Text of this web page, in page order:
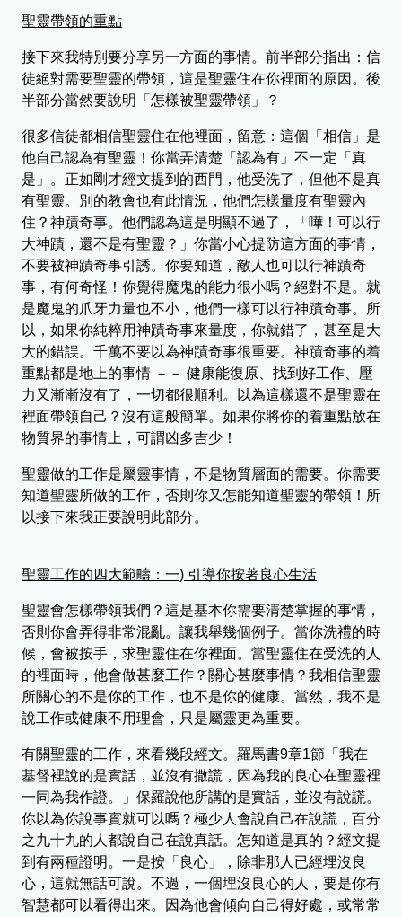
聖靈帶領的重點
接下來我特別要分享另一方面的事情。前半部分指出：信
徒絕對需要聖靈的帶領，這是聖靈住在你裡面的原因。後
半部分當然要說明「怎樣被聖靈帶領」？
很多信徒都相信聖靈住在他裡面，留意：這個「相信」是
他自己認為有聖靈！你當弄清楚「認為有」不一定「真
是」。正如剛才經文提到的西門，他受洗了，但他不是真
有聖靈。別的教會也有此情況，他們怎樣量度有聖靈內
住？神蹟奇事。他們認為這是明顯不過了，「嘩！可以行
大神蹟，還不是有聖靈？」你當小心提防這方面的事情，
不要被神蹟奇事引誘。你要知道，敵人也可以行神蹟奇
事，有何奇怪！你覺得魔鬼的能力很小嗎？絕對不是。就
是魔鬼的爪牙力量也不小，他們一樣可以行神蹟奇事。所
以，如果你純粹用神蹟奇事來量度，你就錯了，甚至是大
大的錯誤。千萬不要以為神蹟奇事很重要。神蹟奇事的着
重點都是地上的事情 －－ 健康能復原、找到好工作、壓
力又漸漸沒有了，一切都很順利。以為這樣還不是聖靈在
裡面帶領自己？沒有這般簡單。如果你將你的着重點放在
物質界的事情上，可謂凶多吉少！
聖靈做的工作是屬靈事情，不是物質層面的需要。你需要
知道聖靈所做的工作，否則你又怎能知道聖靈的帶領！所
以接下來我正要說明此部分。
聖靈工作的四大範疇：一) 引導你按著良心生活
聖靈會怎樣帶領我們？這是基本你需要清楚掌握的事情，
否則你會弄得非常混亂。讓我舉幾個例子。當你洗禮的時
候，會被按手，求聖靈住在你裡面。當聖靈住在受洗的人
的裡面時，他會做甚麼工作？關心甚麼事情？我相信聖靈
所關心的不是你的工作，也不是你的健康。當然，我不是
說工作或健康不用理會，只是屬靈更為重要。
有關聖靈的工作，來看幾段經文。羅馬書9章1節「我在
基督裡說的是實話，並沒有撒謊，因為我的良心在聖靈裡
一同為我作證。」保羅說他所講的是實話，並沒有說謊。
你以為你說事實就可以嗎？極少人會說自己在說謊，百分
之九十九的人都說自己在說真話。怎知道是真的？經文提
到有兩種證明。一是按「良心」，除非那人已經埋沒良
心，這就無話可說。不過，一個埋沒良心的人，要是你有
智慧都可以看得出來。因為他會傾向自己得好處，或常常